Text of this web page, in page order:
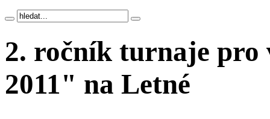
2. ročník turnaje pro
2011" na Letné